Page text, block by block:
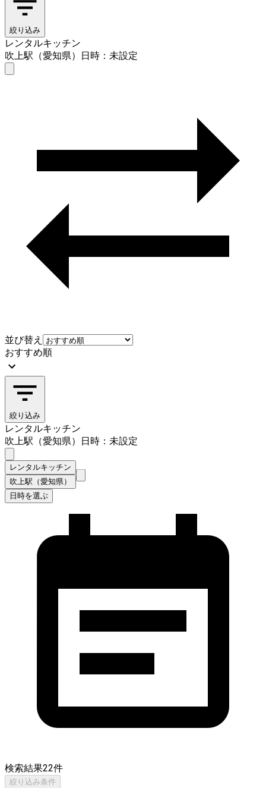
絞り込み
レンタルキッチン
吹上駅（愛知県）
日時：未設定
並び替え
おすすめ順
絞り込み
レンタルキッチン
吹上駅（愛知県）
日時：未設定
レンタルキッチン
吹上駅（愛知県）
日時を選ぶ
検索結果22件
絞り込み条件